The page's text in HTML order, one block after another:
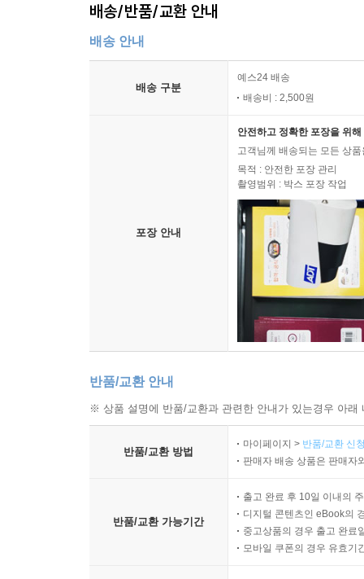
배송/반품/교환 안내
배송 안내
배송 구분
예스24 배송
배송비 : 2,500원
포장 안내
안전하고 정확한 포장을 위
고객님께 배송되는 모든 상
목적 : 안전한 포장 관리
촬영범위 : 박스 포장 작업
반품/교환 안내
※ 상품 설명에 반품/교환과 관련한 안내가 있는경우 아
반품/교환 방법
마이페이지 > 반품/교환 신
판매자 배송 상품은 판매자
반품/교환 가능기간
출고 완료 후 10일 이내의
디지털 콘텐츠인 eBook의
중고상품의 경우 출고 완료
모바일 쿠폰의 경우 유효기